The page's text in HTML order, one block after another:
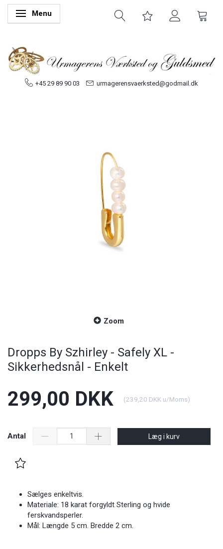
Skifte navigation
Menu
+45 29 89 90 03 urmagerensvaerksted@godmail.dk
Zoom
Dropps By Szhirley - Safely XL -
Sikkerhedsnål - Enkelt
299,00 DKK (239,20 DKK u/Moms)
Antal Læg i kurv
Sælges enkeltvis.
Materiale: 18 karat forgyldt Sterling og hvide
ferskvandsperler.
Mål: Længde 5 cm. Bredde 2 cm.